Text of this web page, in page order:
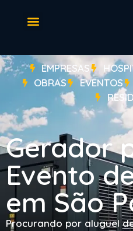
EMPRESAS
OBRAS
EVENTOS
Gerador
Evento
em São
Procurando por aluguel